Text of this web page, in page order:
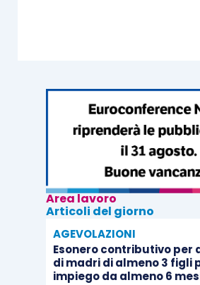
Area lavoro
Articoli del giorno
AGEVOLAZIONI
Esonero contributivo per
di madri di almeno 3 figli
impiego da almeno 6